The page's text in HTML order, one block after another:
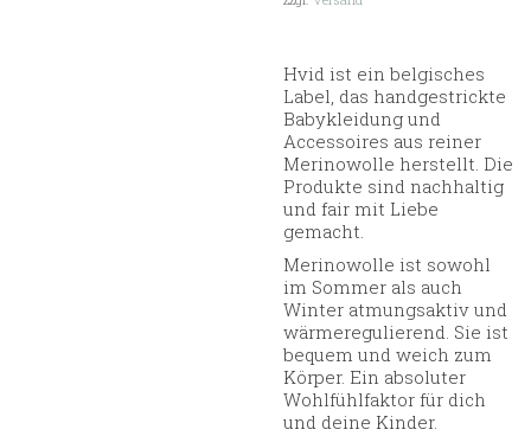
Hvid ist ein belgisches
Label, das handgestrickte
Babykleidung und
Accessoires aus reiner
Merinowolle herstellt. Die
Produkte sind nachhaltig
und fair mit Liebe
gemacht.
Merinowolle ist sowohl
im Sommer als auch
Winter atmungsaktiv und
wärmeregulierend. Sie ist
bequem und weich zum
Körper. Ein absoluter
Wohlfühlfaktor für dich
und deine Kinder.